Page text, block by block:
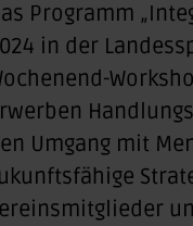
Programm
in der
Umgang mit